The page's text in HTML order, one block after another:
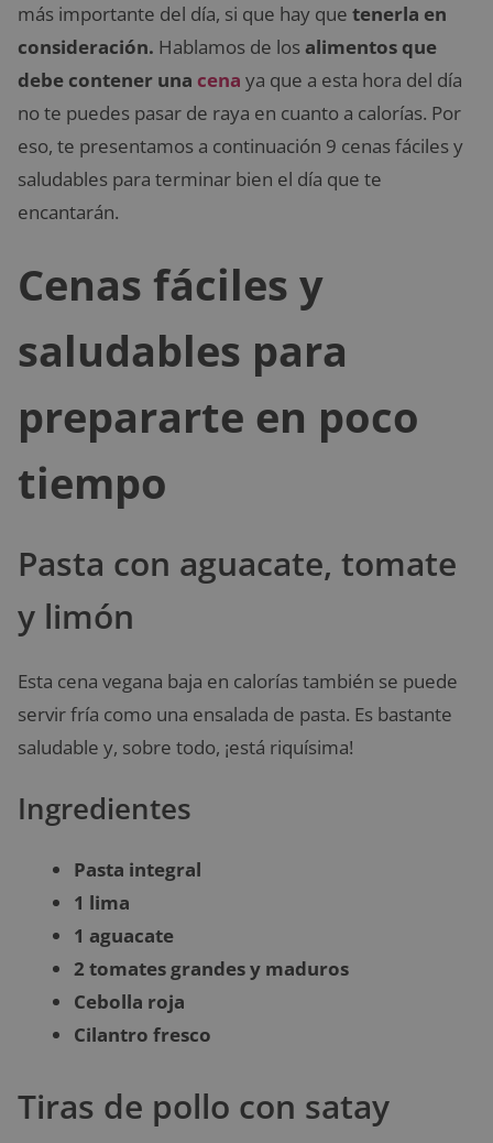
más importante del día, si que hay que tenerla en
consideración. Hablamos de los alimentos que
debe contener una cena ya que a esta hora del día
no te puedes pasar de raya en cuanto a calorías. Por
eso, te presentamos a continuación 9 cenas fáciles y
saludables para terminar bien el día que te
encantarán.
Cenas fáciles y
saludables para
prepararte en poco
tiempo
Pasta con aguacate, tomate
y limón
Esta cena vegana baja en calorías también se puede
servir fría como una ensalada de pasta. Es bastante
saludable y, sobre todo, ¡está riquísima!
Ingredientes
Pasta integral
1 lima
1 aguacate
2 tomates grandes y maduros
Cebolla roja
Cilantro fresco
Tiras de pollo con satay